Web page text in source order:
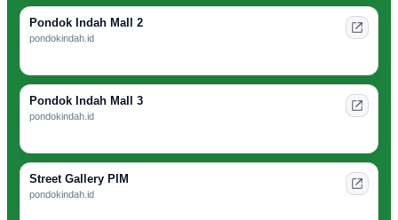
Pondok Indah Mall 2
pondokindah.id
Pondok Indah Mall 3
pondokindah.id
Street Gallery PIM
pondokindah.id